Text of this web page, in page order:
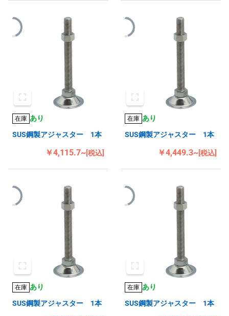
在庫 あり
SUS鋼製アジャスター 1本
￥4,115.7~[税込]
在庫 あり
SUS鋼製アジャスター 1本
￥4,449.3~[税込]
在庫 あり
SUS鋼製アジャスター 1本
在庫 あり
SUS鋼製アジャスター 1本